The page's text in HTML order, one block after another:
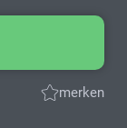
merken